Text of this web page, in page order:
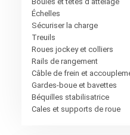
Échelles
Sécuriser la charge
Treuils
Roues jockey et colliers
Rails de rangement
Câble de frein et
Gardes-boue et bavettes
Béquilles stabilisatrice
Cales et supports de roue